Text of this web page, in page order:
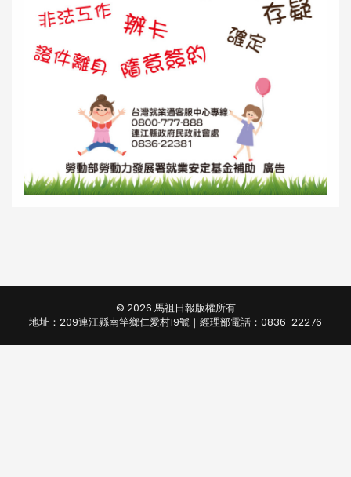
© 2026 馬祖日報版權所有
地址：209連江縣南竿鄉仁愛村19號｜經理部電話：0836-22276